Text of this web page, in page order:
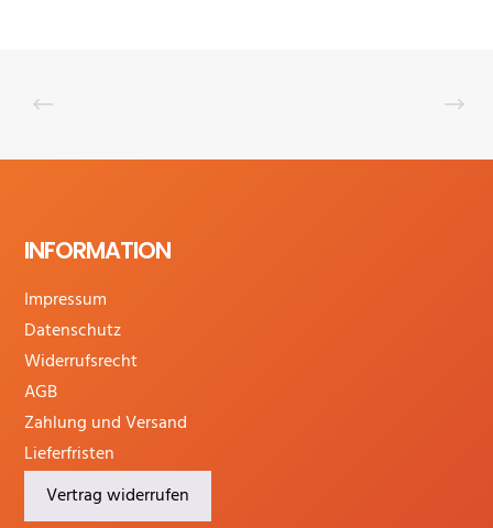
INFORMATION
Impressum
Datenschutz
Widerrufsrecht
AGB
Zahlung und Versand
Lieferfristen
Vertrag widerrufen